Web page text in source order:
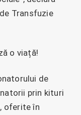
Transfuzie
o viață!
de
prin kituri
oferite în